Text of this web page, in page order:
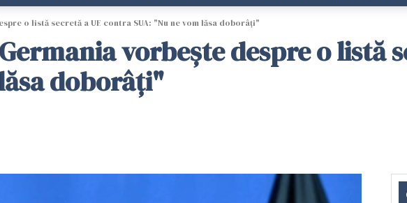
o listă secretă a UE contra SUA: "Nu ne vom lăsa doborâți"
vorbește despre o listă
doborâți"